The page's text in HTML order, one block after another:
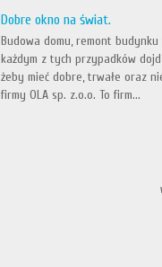
Dobre okno na świat.
Budowa domu, remont
każdym z tych przypadków
żeby mieć dobre, trwałe oraz
firmy OLA sp. z.o.o. To firm...